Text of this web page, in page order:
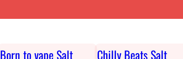
Born to vape Salt
Chilly Beats Salt